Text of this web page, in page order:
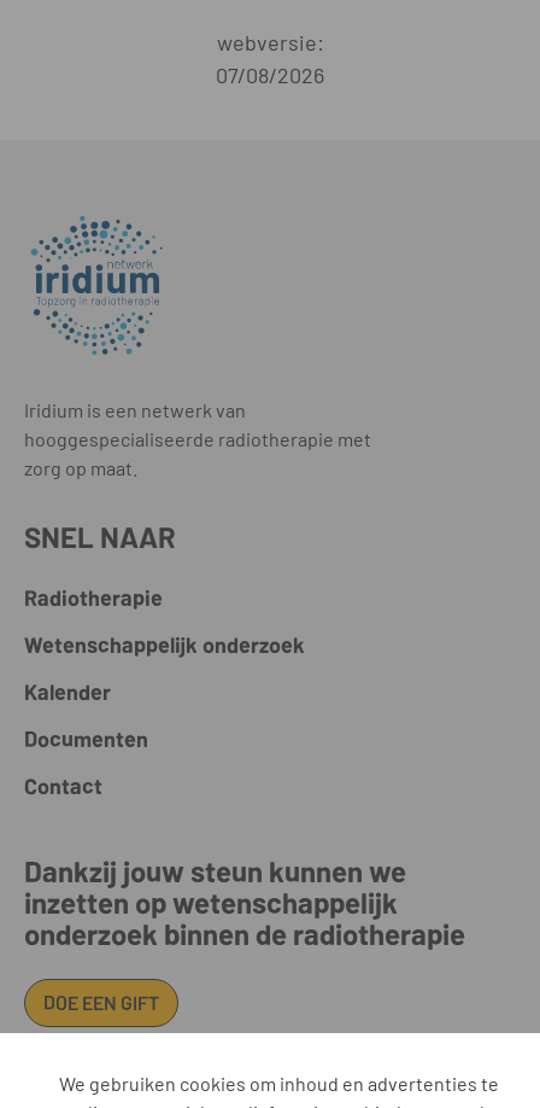
webversie:
07/08/2026
Iridium is een netwerk van
hooggespecialiseerde radiotherapie met
zorg op maat.
SNEL NAAR
Radiotherapie
Wetenschappelijk onderzoek
Kalender
Documenten
Contact
Dankzij jouw steun kunnen we
inzetten op wetenschappelijk
onderzoek binnen de radiotherapie
DOE EEN GIFT
We gebruiken cookies om inhoud en advertenties te